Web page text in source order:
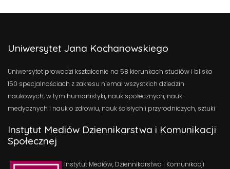
Uniwersytet Jana Kochanowskiego
Uniwersytet prowadzi kształcenie na 58 kierunkach studiów i blisko
150 specjalnościach z zakresu niemal wszystkich dziedzin
naukowych, w tym humanistyki, nauk społecznych, nauk
medycznych i nauk o zdrowiu, nauk ścisłych i przyrodniczych, sztuki
Instytut Mediów Dziennikarstwa i Komunikacji
Społecznej
Instytut Mediów, Dziennikarstwa i Komunikacji